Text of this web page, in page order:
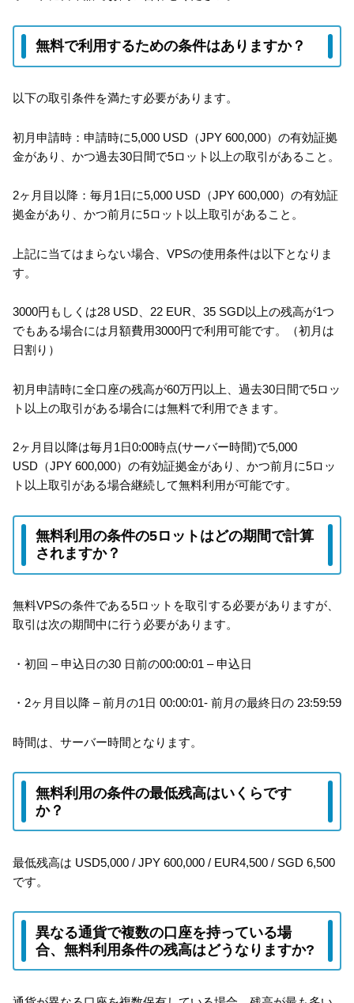
無料で利用するための条件はありますか？
以下の取引条件を満たす必要があります。
初月申請時：申請時に5,000 USD（JPY 600,000）の有効証拠
金があり、かつ過去30日間で5ロット以上の取引があること。
2ヶ月目以降：毎月1日に5,000 USD（JPY 600,000）の有効証
拠金があり、かつ前月に5ロット以上取引があること。
上記に当てはまらない場合、VPSの使用条件は以下となりま
す。
3000円もしくは28 USD、22 EUR、35 SGD以上の残高が1つ
でもある場合には月額費用3000円で利用可能です。（初月は
日割り）
初月申請時に全口座の残高が60万円以上、過去30日間で5ロッ
ト以上の取引がある場合には無料で利用できます。
2ヶ月目以降は毎月1日0:00時点(サーバー時間)で5,000
USD（JPY 600,000）の有効証拠金があり、かつ前月に5ロッ
ト以上取引がある場合継続して無料利用が可能です。
無料利用の条件の5ロットはどの期間で計算
されますか？
無料VPSの条件である5ロットを取引する必要がありますが、
取引は次の期間中に行う必要があります。
・初回 – 申込日の30 日前の00:00:01 – 申込日
・2ヶ月目以降 – 前月の1日 00:00:01- 前月の最終日の 23:59:59
時間は、サーバー時間となります。
無料利用の条件の最低残高はいくらです
か？
最低残高は USD5,000 / JPY 600,000 / EUR4,500 / SGD 6,500
です。
異なる通貨で複数の口座を持っている場
合、無料利用条件の残高はどうなりますか?